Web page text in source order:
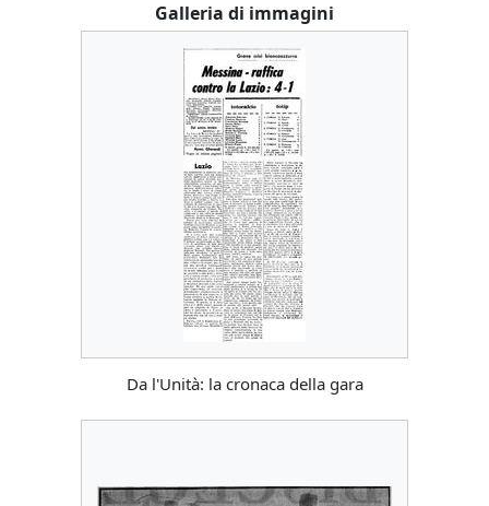
Galleria di immagini
Da l'Unità: la cronaca della gara